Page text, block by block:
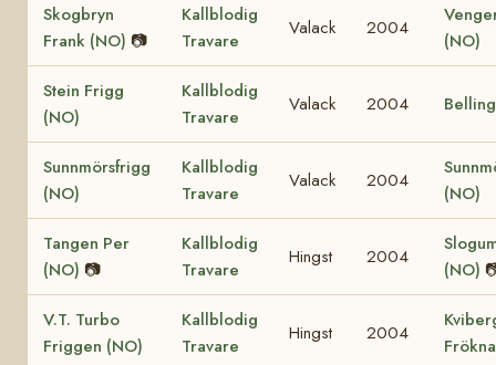
Skogbryn
Frank (NO) 📷
Kallblodig
Travare
Valack 2004
(NO)
Stein Frigg
(NO)
Kallblodig
Travare
Valack 2004
Sunnmörsfrigg
(NO)
Kallblodig
Travare
Valack 2004
(NO)
Tangen Per
(NO) 📷
Kallblodig
Travare
Hingst 2004
(NO)
V.T. Turbo
Friggen (NO)
Kallblodig
Travare
Hingst 2004